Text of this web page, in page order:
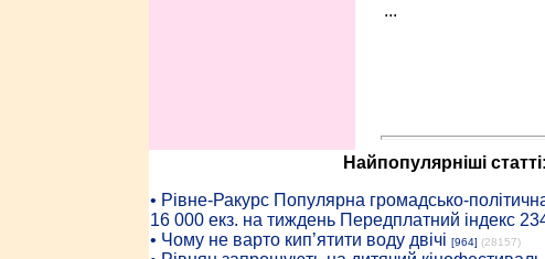
...
Найпопулярніші статті:
• Рiвне-Ракурс Популярна громадсько-
16 000 екз. на тиждень Передплатний індекс
• Чому не варто кип’ятити воду двічі [964] (28157)